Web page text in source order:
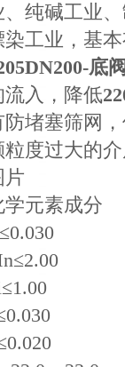
、纯碱工业
染工业，基
底
流入，降低
防堵塞筛网
粒度过大的
片
学元素成分